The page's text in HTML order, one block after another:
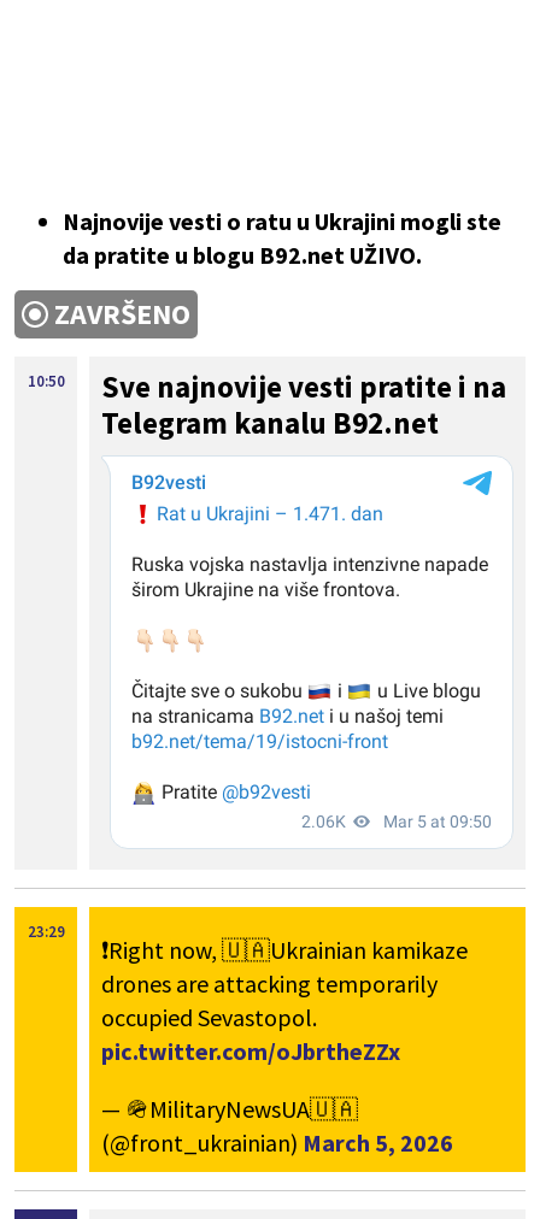
Najnovije vesti o ratu u Ukrajini mogli ste
da pratite u blogu B92.net UŽIVO.
ZAVRŠENO
10:50
Sve najnovije vesti pratite i na
Telegram kanalu B92.net
23:29
❗️Right now, 🇺🇦Ukrainian kamikaze
drones are attacking temporarily
occupied Sevastopol.
pic.twitter.com/oJbrtheZZx
— 🪖MilitaryNewsUA🇺🇦
(@front_ukrainian) March 5, 2026